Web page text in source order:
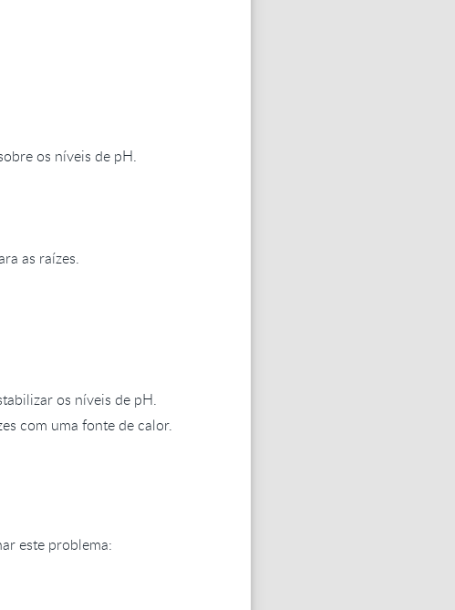
os níveis de pH.
as raízes.
os níveis de pH.
com uma fonte de calor.
este problema: